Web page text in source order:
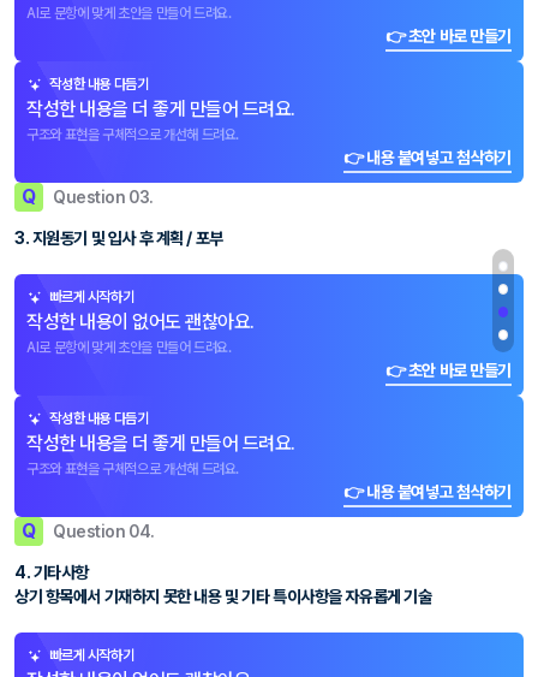
AI로 문항에 맞게 초안을 만들어 드려요.
👉 초안 바로 만들기
작성한 내용 다듬기
작성한 내용을 더 좋게 만들어 드려요.
구조와 표현을 구체적으로 개선해 드려요.
👉 내용 붙여넣고 첨삭하기
Q Question 03.
3. 지원동기 및 입사 후 계획 / 포부
빠르게 시작하기
작성한 내용이 없어도 괜찮아요.
AI로 문항에 맞게 초안을 만들어 드려요.
👉 초안 바로 만들기
작성한 내용 다듬기
작성한 내용을 더 좋게 만들어 드려요.
구조와 표현을 구체적으로 개선해 드려요.
👉 내용 붙여넣고 첨삭하기
Q Question 04.
4. 기타사항
상기 항목에서 기재하지 못한 내용 및 기타 특이사항을 자유롭게 기술
빠르게 시작하기